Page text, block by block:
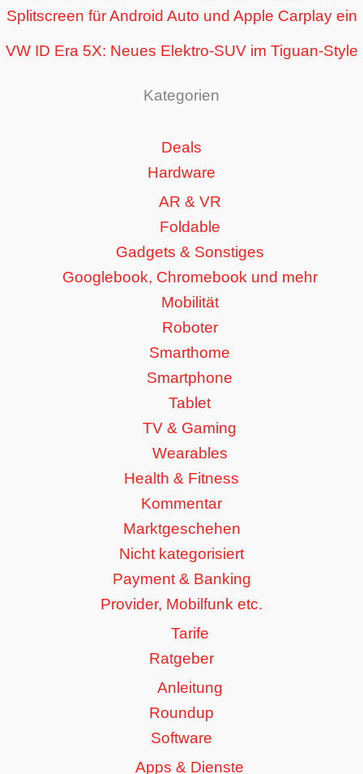
Splitscreen für Android Auto und Apple Carplay ein
VW ID Era 5X: Neues Elektro-SUV im Tiguan-Style
Kategorien
Deals
Hardware
AR & VR
Foldable
Gadgets & Sonstiges
Googlebook, Chromebook und mehr
Mobilität
Roboter
Smarthome
Smartphone
Tablet
TV & Gaming
Wearables
Health & Fitness
Kommentar
Marktgeschehen
Nicht kategorisiert
Payment & Banking
Provider, Mobilfunk etc.
Tarife
Ratgeber
Anleitung
Roundup
Software
Apps & Dienste